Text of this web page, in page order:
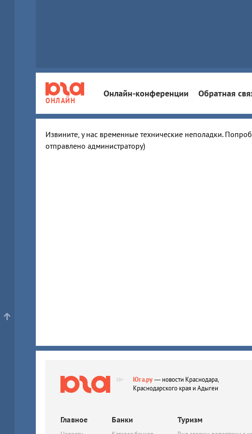
ОНЛАЙН
Онлайн-конференции Обратная
Извините, у нас временные технические неполадки.
отправлено администратору)
18+ Юга.ру— новости Краснодара,
Краснодарского края и Адыгеи
Главное Банки Туризм